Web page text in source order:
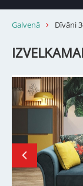
Galvenā Dīvāni